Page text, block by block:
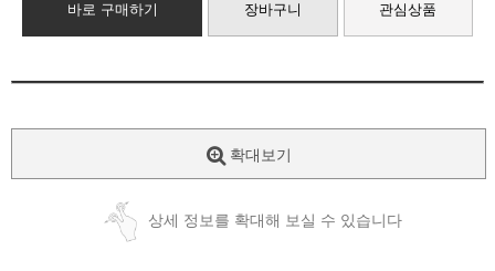
바로 구매하기 장바구니 관심상품
확대보기
상세 정보를 확대해 보실 수 있습니다